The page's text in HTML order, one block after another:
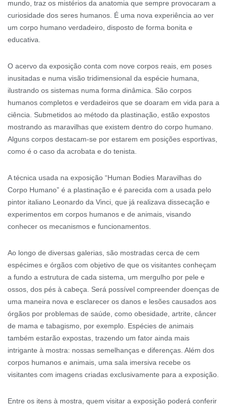
mundo, traz os mistérios da anatomia que sempre provocaram a
curiosidade dos seres humanos. É uma nova experiência ao ver
um corpo humano verdadeiro, disposto de forma bonita e
educativa.
O acervo da exposição conta com nove corpos reais, em poses
inusitadas e numa visão tridimensional da espécie humana,
ilustrando os sistemas numa forma dinâmica. São corpos
humanos completos e verdadeiros que se doaram em vida para a
ciência. Submetidos ao método da plastinação, estão expostos
mostrando as maravilhas que existem dentro do corpo humano.
Alguns corpos destacam-se por estarem em posições esportivas,
como é o caso da acrobata e do tenista.
A técnica usada na exposição “Human Bodies Maravilhas do
Corpo Humano” é a plastinação e é parecida com a usada pelo
pintor italiano Leonardo da Vinci, que já realizava dissecação e
experimentos em corpos humanos e de animais, visando
conhecer os mecanismos e funcionamentos.
Ao longo de diversas galerias, são mostradas cerca de cem
espécimes e órgãos com objetivo de que os visitantes conheçam
a fundo a estrutura de cada sistema, um mergulho por pele e
ossos, dos pés à cabeça. Será possível compreender doenças de
uma maneira nova e esclarecer os danos e lesões causados aos
órgãos por problemas de saúde, como obesidade, artrite, câncer
de mama e tabagismo, por exemplo. Espécies de animais
também estarão expostas, trazendo um fator ainda mais
intrigante à mostra: nossas semelhanças e diferenças. Além dos
corpos humanos e animais, uma sala imersiva recebe os
visitantes com imagens criadas exclusivamente para a exposição.
Entre os itens à mostra, quem visitar a exposição poderá conferir